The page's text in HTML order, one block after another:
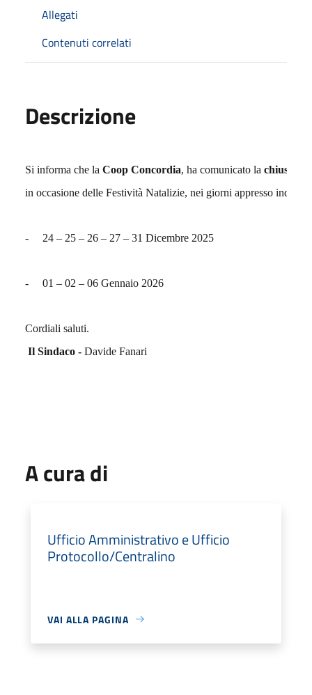
Allegati
Contenuti correlati
Descrizione
Si informa che la Coop Concordia, ha comunicato la chiusura
in occasione delle Festività Natalizie, nei giorni appresso indicati:
- 24 – 25 – 26 – 27 – 31 Dicembre 2025
- 01 – 02 – 06 Gennaio 2026
Cordiali saluti.
Il Sindaco - Davide Fanari
A cura di
Ufficio Amministrativo e Ufficio
Protocollo/Centralino
VAI ALLA PAGINA